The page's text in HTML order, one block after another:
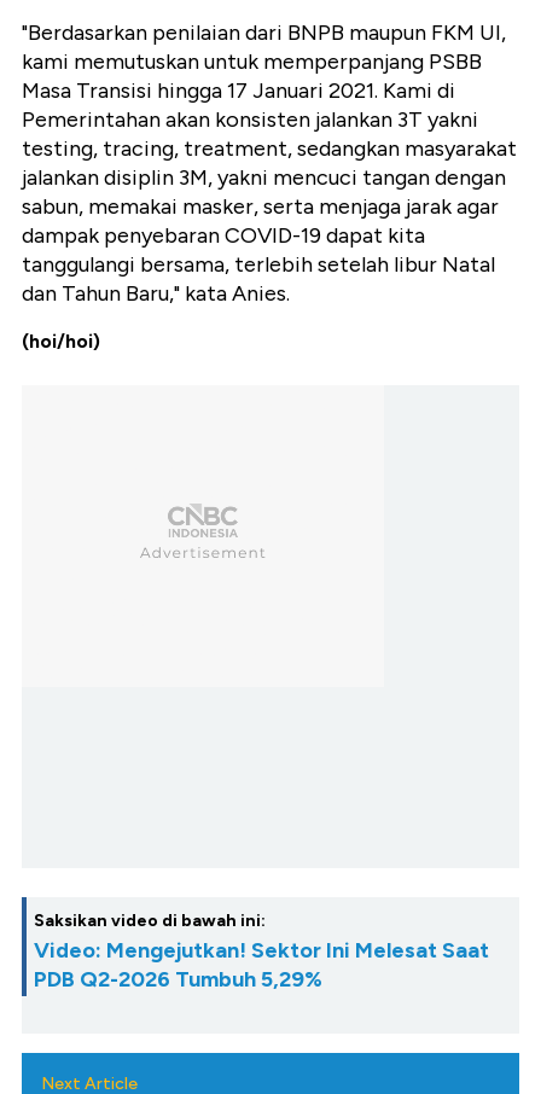
"Berdasarkan penilaian dari BNPB maupun FKM UI,
kami memutuskan untuk memperpanjang PSBB
Masa Transisi hingga 17 Januari 2021. Kami di
Pemerintahan akan konsisten jalankan 3T yakni
testing, tracing, treatment, sedangkan masyarakat
jalankan disiplin 3M, yakni mencuci tangan dengan
sabun, memakai masker, serta menjaga jarak agar
dampak penyebaran COVID-19 dapat kita
tanggulangi bersama, terlebih setelah libur Natal
dan Tahun Baru," kata Anies.
(hoi/hoi)
Saksikan video di bawah ini:
Video: Mengejutkan! Sektor Ini Melesat Saat
PDB Q2-2026 Tumbuh 5,29%
Next Article